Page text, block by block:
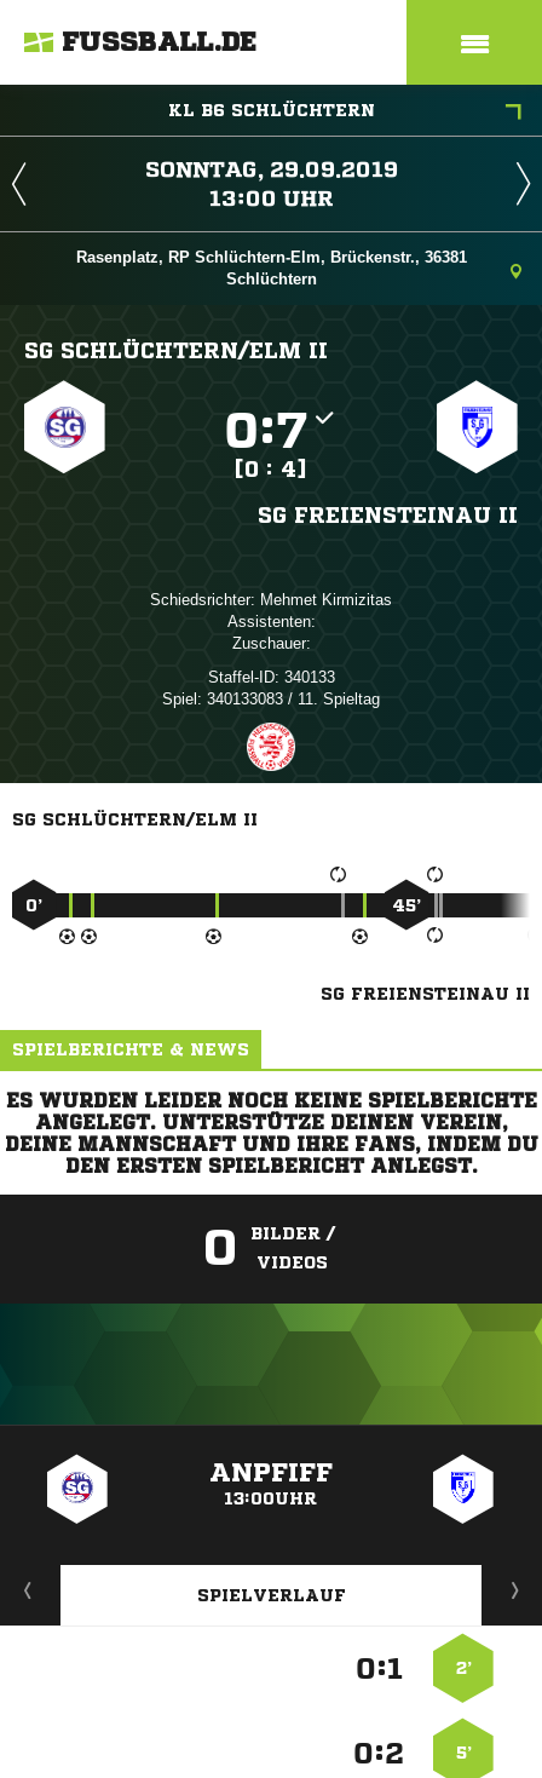
FUSSBALL.DE
KL B6 SCHLÜCHTERN
 
 
Rasenplatz, RP Schlüchtern-Elm, Brückenstr., 36381
Schlüchtern
SG SCHLÜCHTERN/​ELM II
:
[0 : 4]
SG FREIENSTEINAU II
Schiedsrichter:  
Assistenten:
Zuschauer:
Staffel-ID: 340133
Spiel: 340133083 / 11. Spieltag
SG SCHLÜCHTERN/ELM II
0’ 45’
SG FREIENSTEINAU II
SPIELBERICHTE & NEWS
ES WURDEN LEIDER NOCH KEINE SPIELBERICHTE
ANGELEGT. UNTERSTÜTZE DEINEN VEREIN,
DEINE MANNSCHAFT UND IHRE FANS, INDEM DU
DEN ERSTEN SPIELBERICHT ANLEGST.
0
BILDER /
VIDEOS
ANPFIFF
13:00UHR
SPIELVERLAUF
2’
:
5’
: